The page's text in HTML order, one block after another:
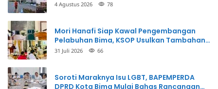
4 Agustus 2026 78
Mori Hanafi Siap Kawal Pengembangan
Pelabuhan Bima, KSOP Usulkan Tambahan
Dermaga Rp400 Miliar
31 Juli 2026 66
Soroti Maraknya Isu LGBT, BAPEMPERDA
DPRD Kota Bima Mulai Bahas Rancangan